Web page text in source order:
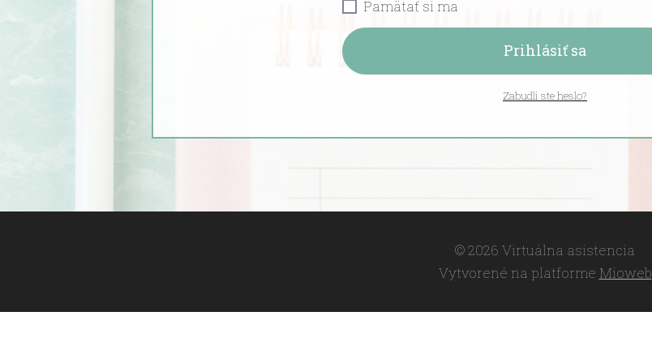
Pamätať si ma
Prihlásiť sa
Zabudli ste heslo?
© 2026 Virtuálna asistencia
Vytvorené na platforme Mioweb